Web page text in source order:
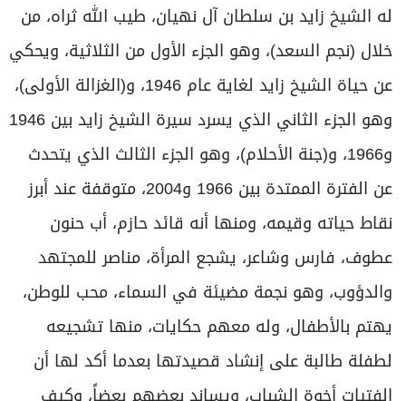
له الشيخ زايد بن سلطان آل نهيان، طيب الله ثراه، من
خلال (نجم السعد)، وهو الجزء الأول من الثلاثية، ويحكي
عن حياة الشيخ زايد لغاية عام 1946، و(الغزالة الأولى)،
وهو الجزء الثاني الذي يسرد سيرة الشيخ زايد بين 1946
و1966، و(جنة الأحلام)، وهو الجزء الثالث الذي يتحدث
عن الفترة الممتدة بين 1966 و2004، متوقفة عند أبرز
نقاط حياته وقيمه، ومنها أنه قائد حازم، أب حنون
عطوف، فارس وشاعر، يشجع المرأة، مناصر للمجتهد
والدؤوب، وهو نجمة مضيئة في السماء، محب للوطن،
يهتم بالأطفال، وله معهم حكايات، منها تشجيعه
لطفلة طالبة على إنشاد قصيدتها بعدما أكد لها أن